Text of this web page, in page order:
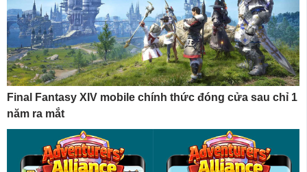
Final Fantasy XIV mobile chính thức đóng cửa sau chỉ 1
năm ra mắt